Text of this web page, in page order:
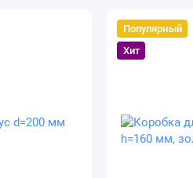
Популярный
Хит